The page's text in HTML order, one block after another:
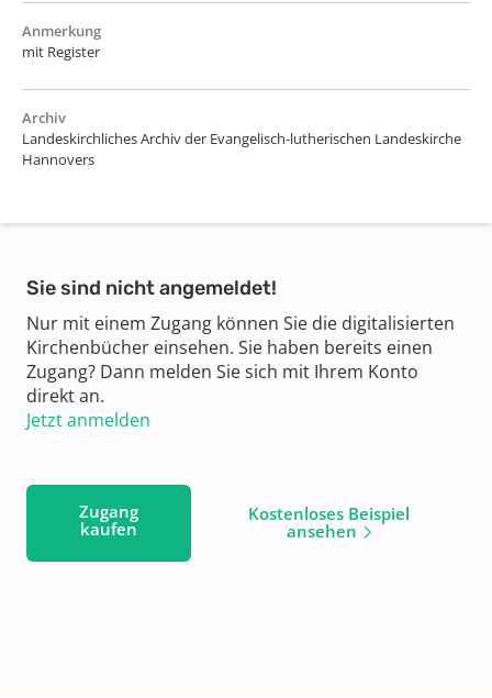
Anmerkung
mit Register
Archiv
Landeskirchliches Archiv der Evangelisch-lutherischen Landeskirche
Hannovers
Sie sind nicht angemeldet!
Nur mit einem Zugang können Sie die digitalisierten
Kirchenbücher einsehen. Sie haben bereits einen
Zugang? Dann melden Sie sich mit Ihrem Konto
direkt an.
Jetzt anmelden
Zugang
kaufen
Kostenloses Beispiel
ansehen